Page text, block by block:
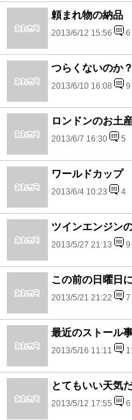
頼まれ物の納品
2013/6/12 15:56 6
つらくないのか
2013/6/10 16:08 9
ロンドンのお土
2013/6/7 16:30 5
ワールドカップ
2013/6/4 10:23 4
ツインエンジン
2013/5/27 21:13 9
この前の日曜日
2013/5/21 21:22 7
最近のストール
2013/5/16 11:11
とてもいい天気
2013/5/12 17:55 6